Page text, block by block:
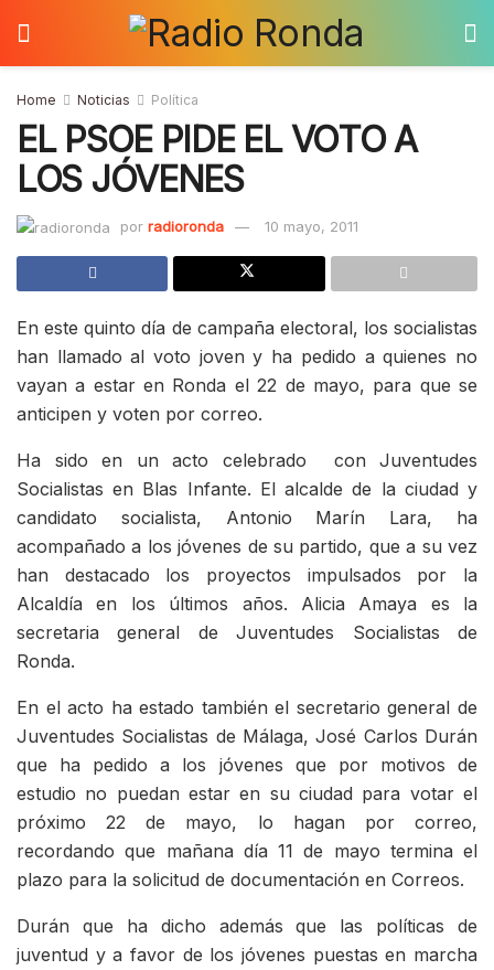
Home Noticias Política
EL PSOE PIDE EL VOTO A
LOS JÓVENES
por radioronda 10 mayo, 2011
En este quinto día de campaña electoral, los socialistas
han llamado al voto joven y ha pedido a quienes no
vayan a estar en Ronda el 22 de mayo, para que se
anticipen y voten por correo.
Ha sido en un acto celebrado con Juventudes
Socialistas en Blas Infante. El alcalde de la ciudad y
candidato socialista, Antonio Marín Lara, ha
acompañado a los jóvenes de su partido, que a su vez
han destacado los proyectos impulsados por la
Alcaldía en los últimos años. Alicia Amaya es la
secretaria general de Juventudes Socialistas de
Ronda.
En el acto ha estado también el secretario general de
Juventudes Socialistas de Málaga, José Carlos Durán
que ha pedido a los jóvenes que por motivos de
estudio no puedan estar en su ciudad para votar el
próximo 22 de mayo, lo hagan por correo,
recordando que mañana día 11 de mayo termina el
plazo para la solicitud de documentación en Correos.
Durán que ha dicho además que las políticas de
juventud y a favor de los jóvenes puestas en marcha